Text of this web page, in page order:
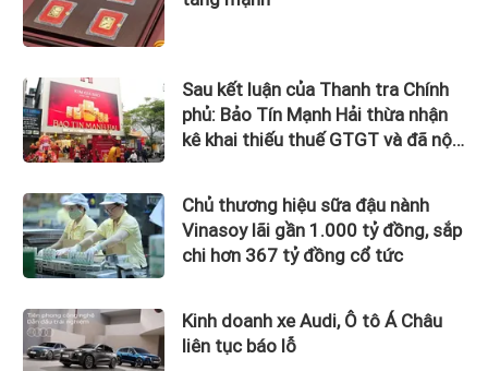
Sau kết luận của Thanh tra Chính
phủ: Bảo Tín Mạnh Hải thừa nhận
kê khai thiếu thuế GTGT và đã nộp
Chủ thương hiệu sữa đậu nành
Vinasoy lãi gần 1.000 tỷ đồng, sắp
chi hơn 367 tỷ đồng cổ tức
Kinh doanh xe Audi, Ô tô Á Châu
liên tục báo lỗ